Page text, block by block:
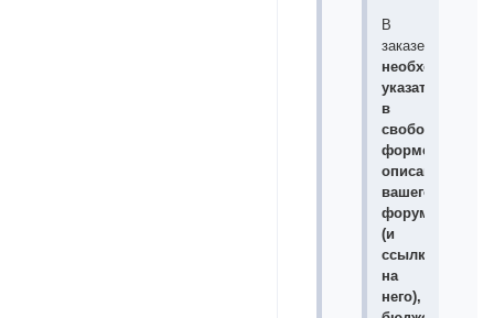
В
заказе
необходимо
указать
в
свободной
форме
описание
вашего
форума
(и
ссылку
на
него),